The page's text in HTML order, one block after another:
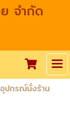
จำกัด
ปกรณ์นั่งร้าน